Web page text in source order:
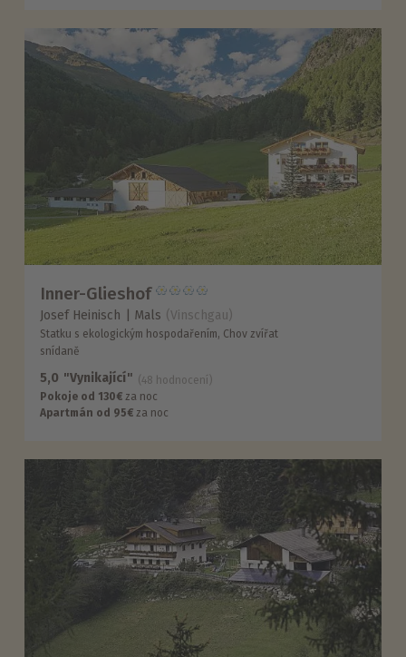
Inner-Glieshof
Josef Heinisch Mals (Vinschgau)
Statku s ekologickým hospodařením, Chov zvířat
snídaně
5,0 "Vynikající"
(48 hodnocení)
Pokoje od 130€ za noc
Apartmán od 95€ za noc